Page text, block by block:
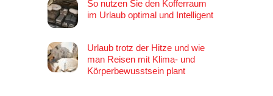
So nutzen Sie den Kofferraum
im Urlaub optimal und Intelligent
Urlaub trotz der Hitze und wie
man Reisen mit Klima- und
Körperbewusstsein plant